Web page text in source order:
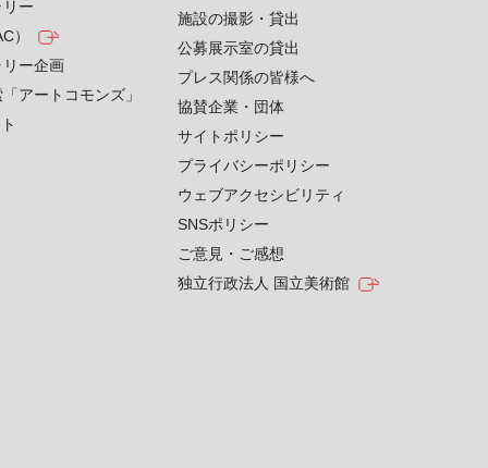
ー
）
ー企画
アートコモンズ」
施設の撮影・貸出
公募展示室の貸出
プレス関係の皆様へ
協賛企業・団体
サイトポリシー
プライバシーポリシー
ウェブアクセシビリティ
SNSポリシー
ご意見・ご感想
独立行政法人 国立美術館